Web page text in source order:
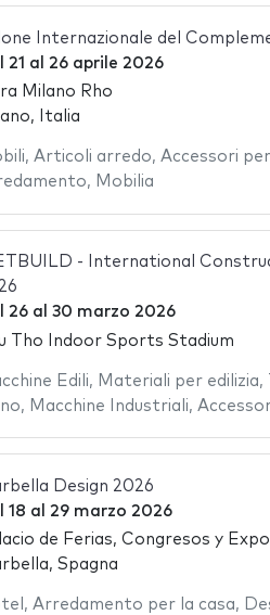
Internazionale del
21 al 26 aprile 2026
Milano Rho
Italia
, Articoli arredo, Accessori
, Mobilia
- International
26al 30 marzo 2026
Tho Indoor Sports Stadium
Edili, Materiali per edilizia,
, Macchine Industriali,
Design 2026
18 al 29 marzo 2026
de Ferias, Congresos y
Spagna
, Arredamento per la casa,